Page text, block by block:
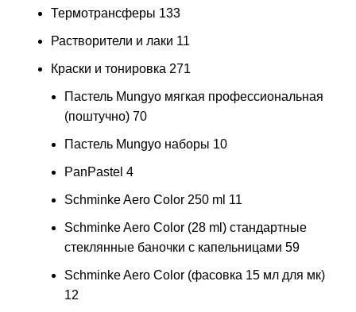
Термотрансферы 133
Растворители и лаки 11
Краски и тонировка 271
Пастель Mungyo мягкая профессиональная
(поштучно) 70
Пастель Mungyo наборы 10
PanPastel 4
Schminke Aero Color 250 ml 11
Schminke Aero Color (28 ml) стандартные
стеклянные баночки с капельницами 59
Schminke Aero Color (фасовка 15 мл для мк)
12